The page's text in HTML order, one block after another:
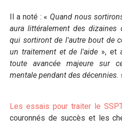
Il a noté : « Quand nous
aura littéralement des dizaines
qui sortiront de l'autre bout de
un traitement et de l'aide », et
toute avancée majeure sur
mentale pendant des décennies.
Les essais pour traiter le
couronnés de succès et les